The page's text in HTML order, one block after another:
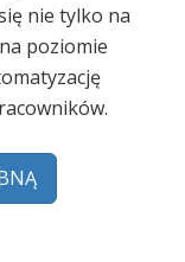
nie tylko na
poziomie